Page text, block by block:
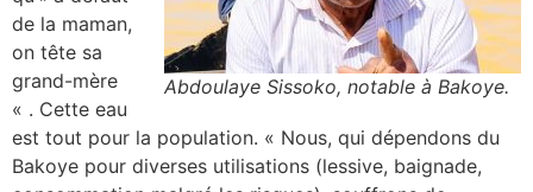
Abdoulaye Sissoko, notable à Bakoye.
de la maman,
on tête sa
grand-mère
« . Cette eau
est tout pour la population. « Nous, qui dépendons du
Bakoye pour diverses utilisations (lessive, baignade,